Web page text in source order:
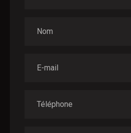
Nom
E-mail
Téléphone